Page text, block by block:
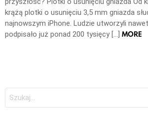
krążą plotki o usunięciu 3,5 mm gniazda
najnowszym iPhone. Ludzie utworzyli
podpisało już ponad 200 tysięcy […] MORE